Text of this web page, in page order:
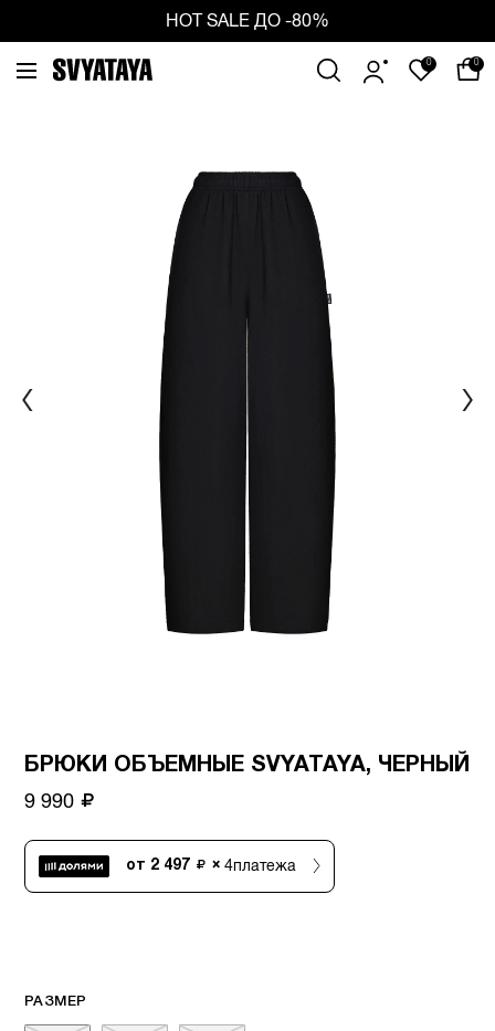
HOT SALE ДО -80%
0 0
БРЮКИ ОБЪЕМНЫЕ SVYATAYA, ЧЕРНЫЙ
9 990
от 2 497 × 4платежа
РАЗМЕР